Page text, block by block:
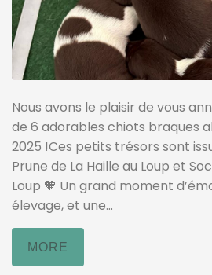
Nous avons le plaisir de vous
de 6 adorables chiots braques
2025 !Ces petits trésors sont
Prune de La Haille au Loup et
Loup 🧡 Un grand moment
élevage, et une...
MORE